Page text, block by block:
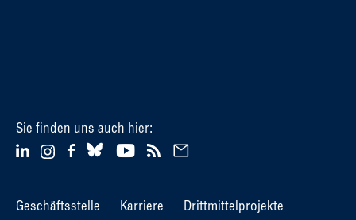
Sie finden uns auch hier:
Geschäftsstelle Karriere Drittmittelprojekte